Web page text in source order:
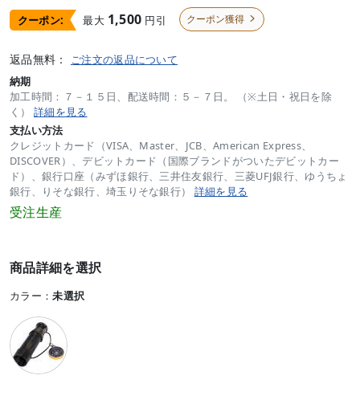
クーポン: 最大 1,500 円引 クーポン獲得 
返品無料： ご注文の返品について
納期
加工時間：７－１５日、配送時間：５－７日。 （※土日・祝日を除
く） 詳細を見る
支払い方法
クレジットカード（VISA、Master、JCB、American Express、
DISCOVER）、デビットカード（国際ブランドがついたデビットカー
ド）、銀行口座（みずほ銀行、三井住友銀行、三菱UFJ銀行、ゆうちょ
銀行、りそな銀行、埼玉りそな銀行） 詳細を見る
受注生産
商品詳細を選択
カラー：未選択